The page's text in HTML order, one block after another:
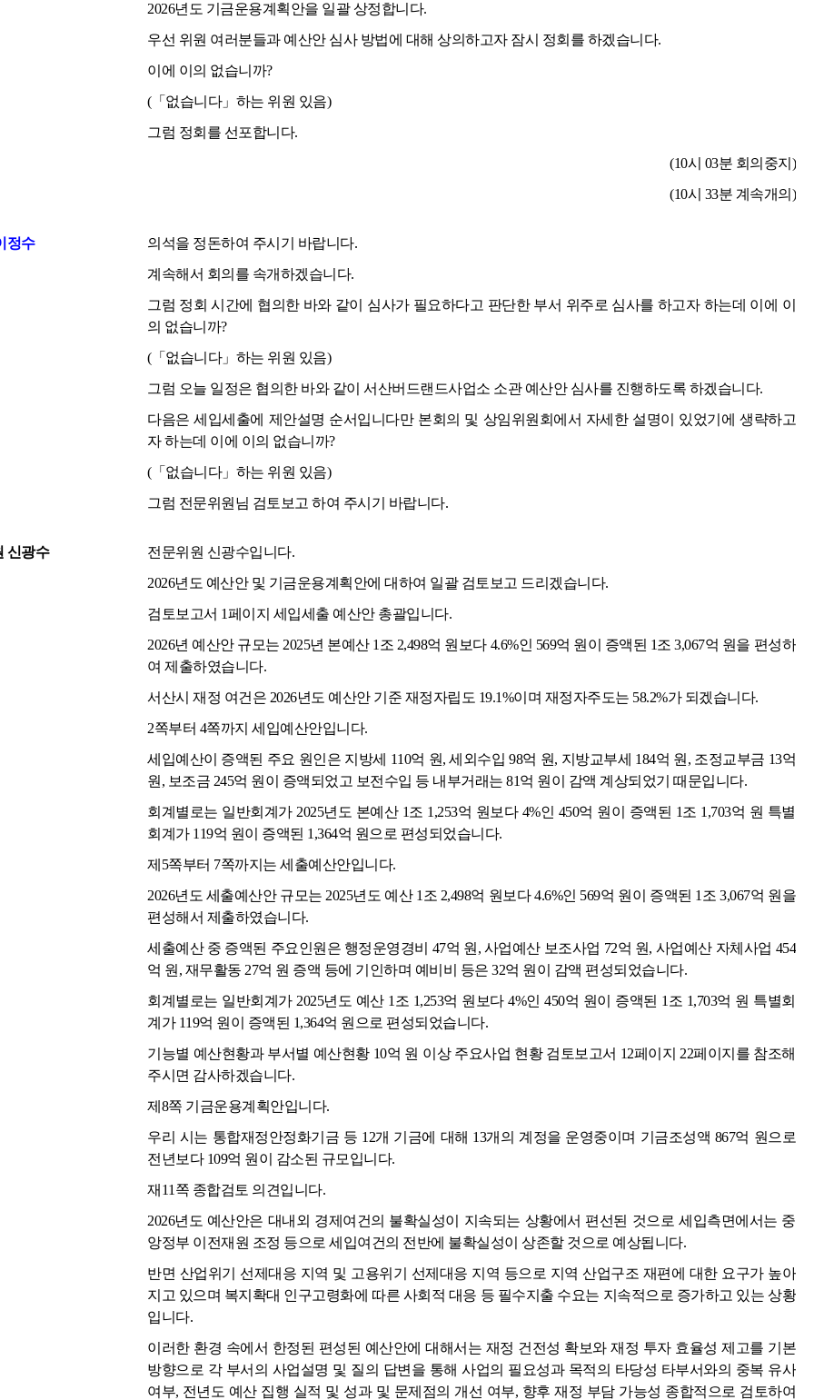
2026년도 기금운용계획안을 일괄 상정합니다.
우선 위원 여러분들과 예산안 심사 방법에 대해 상의하고자 잠시 정회를 하겠습니다.
이에 이의 없습니까?
(「없습니다」하는 위원 있음)
그럼 정회를 선포합니다.
(10시 03분 회의중지)
(10시 33분 계속개의)
정수
의석을 정돈하여 주시기 바랍니다.
계속해서 회의를 속개하겠습니다.
그럼 정회 시간에 협의한 바와 같이 심사가 필요하다고 판단한 부서 위주로 심사를 하고자 하는데 이에 이
의 없습니까?
(「없습니다」하는 위원 있음)
그럼 오늘 일정은 협의한 바와 같이 서산버드랜드사업소 소관 예산안 심사를 진행하도록 하겠습니다.
다음은 세입세출에 제안설명 순서입니다만 본회의 및 상임위원회에서 자세한 설명이 있었기에 생략하고
자 하는데 이에 이의 없습니까?
(「없습니다」하는 위원 있음)
그럼 전문위원님 검토보고 하여 주시기 바랍니다.
신광수
전문위원 신광수입니다.
2026년도 예산안 및 기금운용계획안에 대하여 일괄 검토보고 드리겠습니다.
검토보고서 1페이지 세입세출 예산안 총괄입니다.
2026년 예산안 규모는 2025년 본예산 1조 2,498억 원보다 4.6%인 569억 원이 증액된 1조 3,067억 원을 편성하
여 제출하였습니다.
서산시 재정 여건은 2026년도 예산안 기준 재정자립도 19.1%이며 재정자주도는 58.2%가 되겠습니다.
2쪽부터 4쪽까지 세입예산안입니다.
세입예산이 증액된 주요 원인은 지방세 110억 원, 세외수입 98억 원, 지방교부세 184억 원, 조정교부금 13억
원, 보조금 245억 원이 증액되었고 보전수입 등 내부거래는 81억 원이 감액 계상되었기 때문입니다.
회계별로는 일반회계가 2025년도 본예산 1조 1,253억 원보다 4%인 450억 원이 증액된 1조 1,703억 원 특별
회계가 119억 원이 증액된 1,364억 원으로 편성되었습니다.
제5쪽부터 7쪽까지는 세출예산안입니다.
2026년도 세출예산안 규모는 2025년도 예산 1조 2,498억 원보다 4.6%인 569억 원이 증액된 1조 3,067억 원을
편성해서 제출하였습니다.
세출예산 중 증액된 주요인원은 행정운영경비 47억 원, 사업예산 보조사업 72억 원, 사업예산 자체사업 454
억 원, 재무활동 27억 원 증액 등에 기인하며 예비비 등은 32억 원이 감액 편성되었습니다.
회계별로는 일반회계가 2025년도 예산 1조 1,253억 원보다 4%인 450억 원이 증액된 1조 1,703억 원 특별회
계가 119억 원이 증액된 1,364억 원으로 편성되었습니다.
기능별 예산현황과 부서별 예산현황 10억 원 이상 주요사업 현황 검토보고서 12페이지 22페이지를 참조해
주시면 감사하겠습니다.
제8쪽 기금운용계획안입니다.
우리 시는 통합재정안정화기금 등 12개 기금에 대해 13개의 계정을 운영중이며 기금조성액 867억 원으로
전년보다 109억 원이 감소된 규모입니다.
재11쪽 종합검토 의견입니다.
2026년도 예산안은 대내외 경제여건의 불확실성이 지속되는 상황에서 편선된 것으로 세입측면에서는 중
앙정부 이전재원 조정 등으로 세입여건의 전반에 불확실성이 상존할 것으로 예상됩니다.
반면 산업위기 선제대응 지역 및 고용위기 선제대응 지역 등으로 지역 산업구조 재편에 대한 요구가 높아
지고 있으며 복지확대 인구고령화에 따른 사회적 대응 등 필수지출 수요는 지속적으로 증가하고 있는 상황
입니다.
이러한 환경 속에서 한정된 편성된 예산안에 대해서는 재정 건전성 확보와 재정 투자 효율성 제고를 기본
방향으로 각 부서의 사업설명 및 질의 답변을 통해 사업의 필요성과 목적의 타당성 타부서와의 중복 유사
여부, 전년도 예산 집행 실적 및 성과 및 문제점의 개선 여부, 향후 재정 부담 가능성 종합적으로 검토하여